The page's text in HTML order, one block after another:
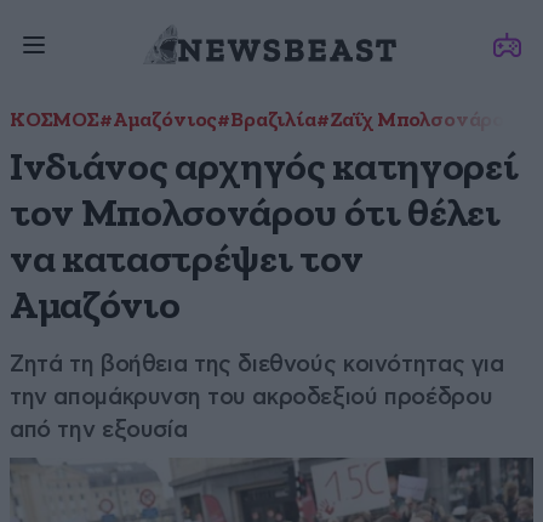
ΚΟΣΜΟΣ#Αμαζόνιος#Βραζιλία#Ζαΐχ Μπολσονάρου
Ινδιάνος αρχηγός κατηγορεί
τον Μπολσονάρου ότι θέλει
να καταστρέψει τον
Αμαζόνιο
Ζητά τη βοήθεια της διεθνούς κοινότητας για
την απομάκρυνση του ακροδεξιού προέδρου
από την εξουσία